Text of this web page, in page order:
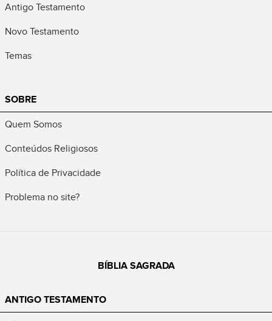
Antigo Testamento
Novo Testamento
Temas
SOBRE
Quem Somos
Conteúdos Religiosos
Política de Privacidade
Problema no site?
BÍBLIA SAGRADA
ANTIGO TESTAMENTO